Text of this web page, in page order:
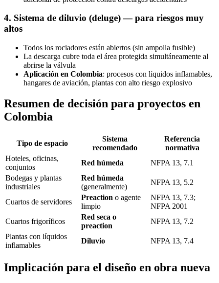
4. Sistema de diluvio (deluge) — para riesgos muy
altos
Todos los rociadores están abiertos (sin ampolla fusible)
La descarga cubre toda el área protegida simultáneamente al
abrirse la válvula
Aplicación en Colombia: procesos con líquidos inflamables,
hangares de aviación, plantas con alto riesgo explosivo
Resumen de decisión para proyectos en
Colombia
Tipo de espacio
Sistema
recomendado
Referencia
normativa
Hoteles, oficinas,
conjuntos
Red húmeda
NFPA 13, 7.1
Bodegas y plantas
industriales
Red húmeda
(generalmente)
NFPA 13, 5.2
Cuartos de servidores
Preaction o agente
limpio
NFPA 13, 7.3;
NFPA 2001
Cuartos frigoríficos
Red seca o
preaction
NFPA 13, 7.2
Plantas con líquidos
inflamables
Diluvio NFPA 13, 7.4
Implicación para el diseño en obra nueva